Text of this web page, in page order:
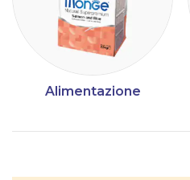
Alimentazione